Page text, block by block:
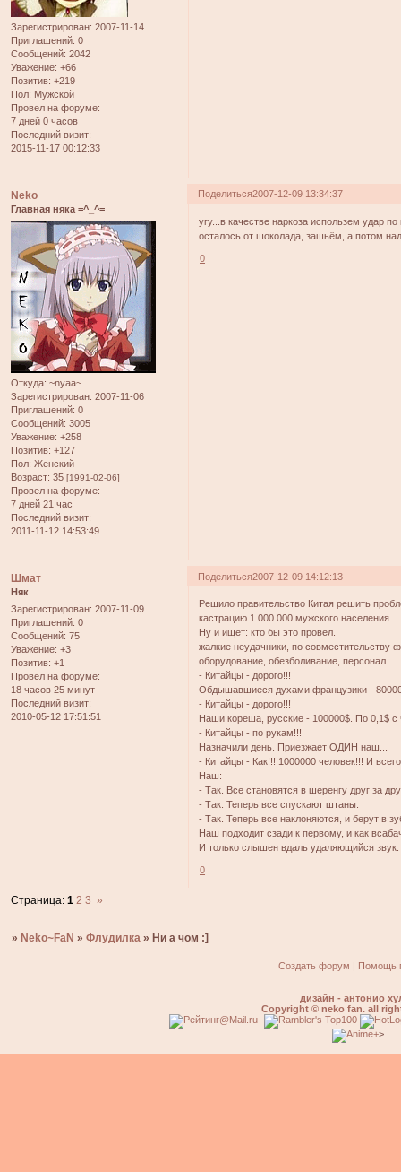
Зарегистрирован: 2007-11-14
Приглашений: 0
Сообщений: 2042
Уважение: +66
Позитив: +219
Пол: Мужской
Провел на форуме:
7 дней 0 часов
Последний визит:
2015-11-17 00:12:33
Поделиться2007-12-09 13:34:37
Neko
Главная няка =^_^=
Откуда: ~nyaa~
Зарегистрирован: 2007-11-06
Приглашений: 0
Сообщений: 3005
Уважение: +258
Позитив: +127
Пол: Женский
Возраст: 35 [1991-02-06]
Провел на форуме:
7 дней 21 час
Последний визит:
2011-11-12 14:53:49
угу...в качестве наркоза использем удар
осталось от шоколада, зашьём, а потом
0
Поделиться2007-12-09 14:12:13
Шмат
Няк
Зарегистрирован: 2007-11-09
Приглашений: 0
Сообщений: 75
Уважение: +3
Позитив: +1
Провел на форуме:
18 часов 25 минут
Последний визит:
2010-05-12 17:51:51
Решило правительство Китая решить
кастрацию 1 000 000 мужского населения.
Ну и ищет: кто бы это провел.
жалкие неудачники, по совместительству
оборудование, обезболивание, персонал...
- Китайцы - дорого!!!
Обдышавшиеся духами французики -
- Китайцы - дорого!!!
Наши кореша, русские - 100000$. По 0,1$ с
- Китайцы - по рукам!!!
Назначили день. Приезжает ОДИН наш...
- Китайцы - Как!!! 1000000 человек!!! И
Наш:
- Так. Все становятся в шеренгу друг за
- Так. Теперь все спускают штаны.
- Так. Теперь все наклоняются, и берут в
Наш подходит сзади к первому, и как
И только слышен вдаль удаляющийся
0
Страница:1 2 3 »
»Neko~FaN »Флудилка »Ни а чом :]
Создать форум | Помощь
дизайн - антонио
Copyright © neko fan. all
>